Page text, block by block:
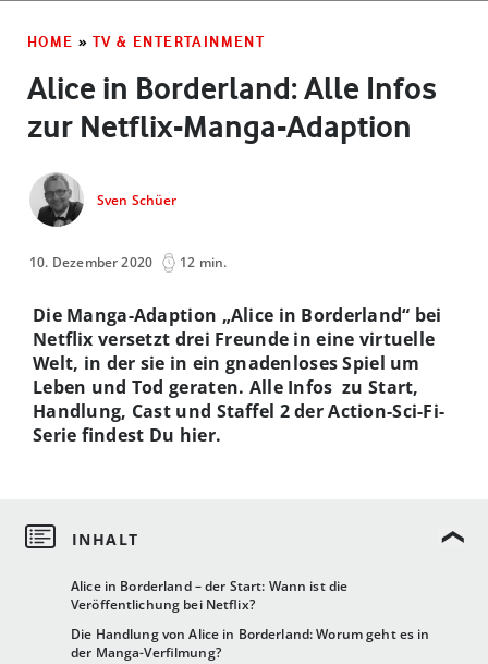
HOME » TV & ENTERTAINMENT
Alice in Borderland: Alle Infos
zur Netflix-Manga-Adaption
Sven Schüer
10. Dezember 2020 12 min.
Alice in Borderland – der Start: Wann ist die
Veröffentlichung bei Netflix?
Die Handlung von Alice in Borderland: Worum geht es in
der Manga-Verfilmung?
Die Manga-Adaption „Alice in Borderland“ bei
Netflix versetzt drei Freunde in eine virtuelle
Welt, in der sie in ein gnadenloses Spiel um
Leben und Tod geraten. Alle Infos zu Start,
Handlung, Cast und Staffel 2 der Action-Sci-Fi-
Serie findest Du hier.